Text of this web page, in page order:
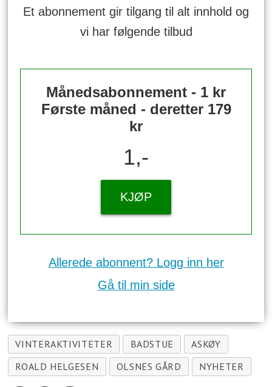
Et abonnement gir tilgang til alt innhold og
vi har følgende tilbud
Månedsabonnement - 1 kr
Første måned - deretter 179
kr
1,-
KJØP
Allerede abonnent? Logg inn her
Gå til min side
VINTERAKTIVITETER BADSTUE
ASKØY
ROALD HELGESEN
OLSNES GÅRD NYHETER